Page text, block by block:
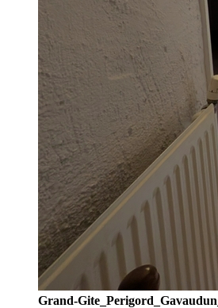
Grand-